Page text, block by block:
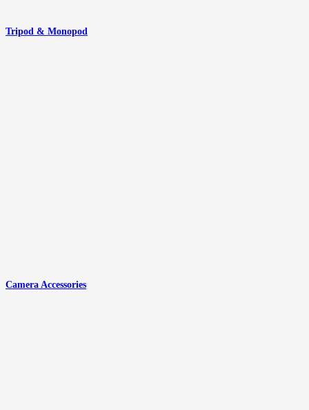
Tripod & Monopod
Camera Accessories